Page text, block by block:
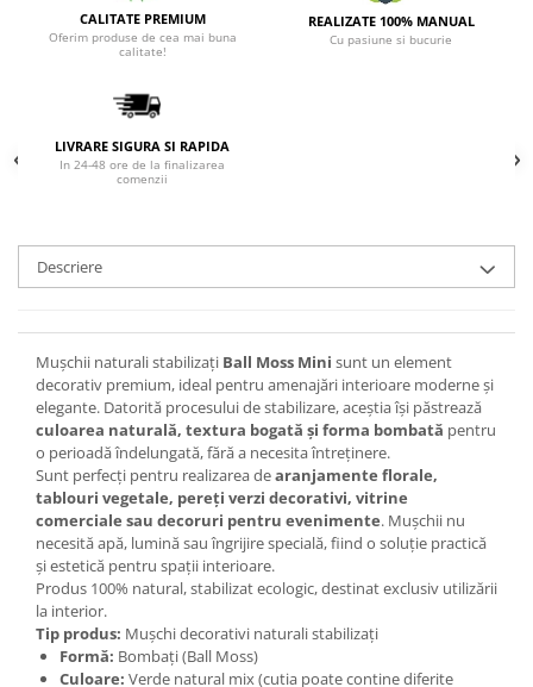
CALITATE PREMIUM
Oferim produse de cea mai buna
calitate!
REALIZATE 100% MANUAL
Cu pasiune si bucurie
LIVRARE SIGURA SI RAPIDA
In 24-48 ore de la finalizarea
comenzii
Descriere
Mușchii naturali stabilizați Ball Moss Mini sunt un element
decorativ premium, ideal pentru amenajări interioare moderne și
elegante. Datorită procesului de stabilizare, aceștia își păstrează
culoarea naturală, textura bogată și forma bombată pentru
o perioadă îndelungată, fără a necesita întreținere.
Sunt perfecți pentru realizarea dearanjamente florale,
tablouri vegetale, pereți verzi decorativi, vitrine
comerciale sau decoruri pentru evenimente. Mușchii nu
necesită apă, lumină sau îngrijire specială, fiind o soluție practică
și estetică pentru spații interioare.
Produs 100% natural, stabilizat ecologic, destinat exclusiv utilizării
la interior.
Tip produs: Mușchi decorativi naturali stabilizați
Formă: Bombați (Ball Moss)
Culoare: Verde natural mix (cutia poate contine diferite